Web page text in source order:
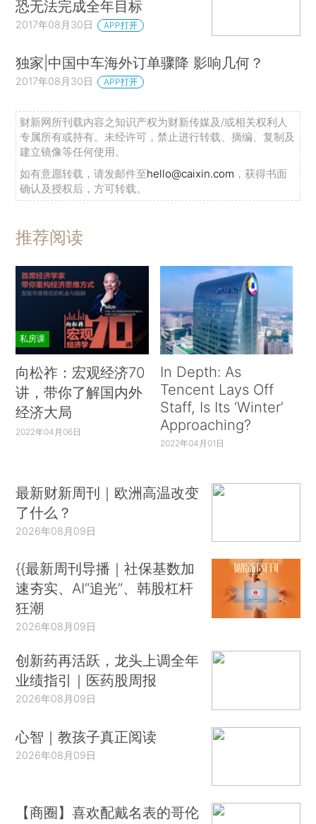
恐无法完成全年目标
2017年08月30日 APP打开
独家|中国中车海外订单骤降 影响几何？
2017年08月30日 APP打开
财新网所刊载内容之知识产权为财新传媒及/或相关权利人
专属所有或持有。未经许可，禁止进行转载、摘编、复制及
建立镜像等任何使用。
如有意愿转载，请发邮件至hello@caixin.com ，获得书面
确认及授权后，方可转载。
推荐阅读
私房课
向松祚：宏观经济70
讲，带你了解国内外
经济大局
2022年04月06日
In Depth: As
Tencent Lays Off
Staff, Is Its ‘Winter’
Approaching?
2022年04月01日
最新财新周刊｜欧洲高温改变
了什么？
2026年08月09日
{{最新周刊导播｜社保基数加
速夯实、AI“追光”、韩股杠杆
狂潮
2026年08月09日
创新药再活跃，龙头上调全年
业绩指引｜医药股周报
2026年08月09日
心智｜教孩子真正阅读
2026年08月09日
【商圈】喜欢配戴名表的哥伦